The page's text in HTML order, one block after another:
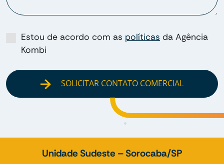
Estou de acordo com as políticas da Agência
Kombi
SOLICITAR CONTATO COMERCIAL
Unidade Sudeste – Sorocaba/SP